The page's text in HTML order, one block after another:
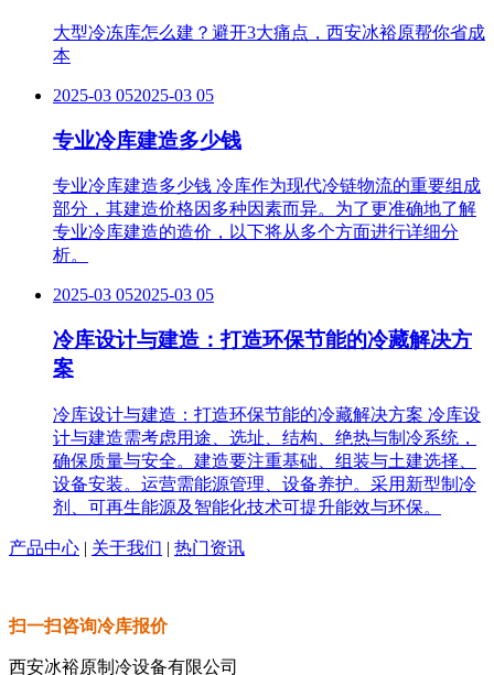
大型冷冻库怎么建？避开3大痛点，西安冰裕原帮你省成
本
2025-03 052025-03 05
专业冷库建造多少钱
专业冷库建造多少钱 冷库作为现代冷链物流的重要组成
部分，其建造价格因多种因素而异。为了更准确地了解
专业冷库建造的造价，以下将从多个方面进行详细分
析。
2025-03 052025-03 05
冷库设计与建造：打造环保节能的冷藏解决方
案
冷库设计与建造：打造环保节能的冷藏解决方案 冷库设
计与建造需考虑用途、选址、结构、绝热与制冷系统，
确保质量与安全。建造要注重基础、组装与土建选择、
设备安装。运营需能源管理、设备养护。采用新型制冷
剂、可再生能源及智能化技术可提升能效与环保。
产品中心 | 关于我们 | 热门资讯
扫一扫咨询冷库报价
西安冰裕原制冷设备有限公司